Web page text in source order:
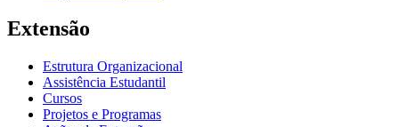
Extensão
Estrutura Organizacional
Assistência Estudantil
Cursos
Projetos e Programas